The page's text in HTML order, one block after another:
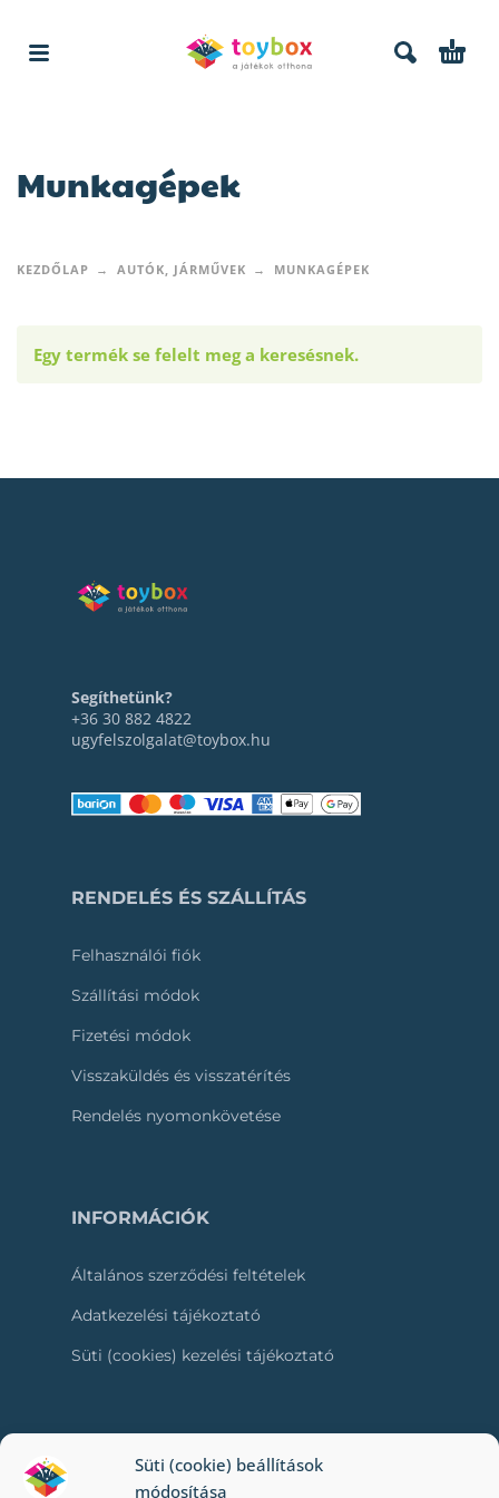
Süti (cookie) beállítások
módosítása
Munkagépek
KEZDŐLAP AUTÓK, JÁRMŰVEK MUNKAGÉPEK
Egy termék se felelt meg a keresésnek.
Segíthetünk?
+36 30 882 4822
ugyfelszolgalat@toybox.hu
RENDELÉS ÉS SZÁLLÍTÁS
Felhasználói fiók
Szállítási módok
Fizetési módok
Visszaküldés és visszatérítés
Rendelés nyomonkövetése
INFORMÁCIÓK
Általános szerződési feltételek
Adatkezelési tájékoztató
Süti (cookies) kezelési tájékoztató
RÓLUNK